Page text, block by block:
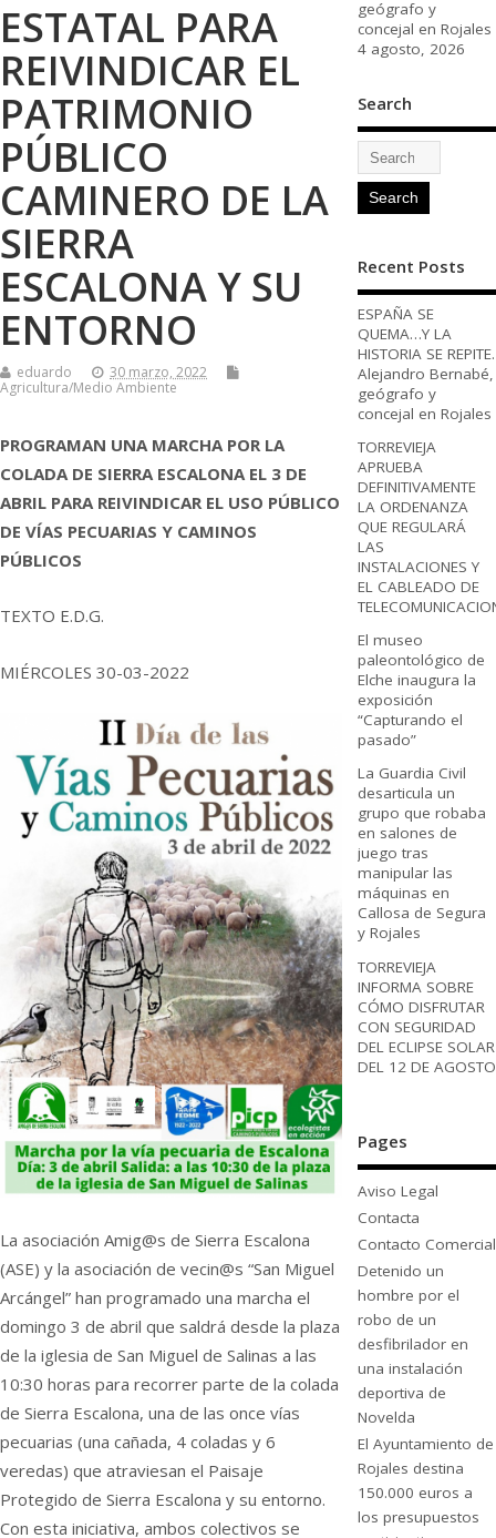
ESTATAL PARA
REIVINDICAR EL
PATRIMONIO
PÚBLICO
CAMINERO DE LA
SIERRA
ESCALONA Y SU
ENTORNO
eduardo
30 marzo, 2022
Agricultura/Medio Ambiente
PROGRAMAN UNA MARCHA POR LA
COLADA DE SIERRA ESCALONA EL 3 DE
ABRIL PARA REIVINDICAR EL USO PÚBLICO
DE VÍAS PECUARIAS Y CAMINOS
PÚBLICOS
TEXTO E.D.G.
MIÉRCOLES 30-03-2022
La asociación Amig@s de Sierra Escalona
(ASE) y la asociación de vecin@s “San Miguel
Arcángel” han programado una marcha el
domingo 3 de abril que saldrá desde la plaza
de la iglesia de San Miguel de Salinas a las
10:30 horas para recorrer parte de la colada
de Sierra Escalona, una de las once vías
pecuarias (una cañada, 4 coladas y 6
veredas) que atraviesan el Paisaje
Protegido de Sierra Escalona y su entorno.
Con esta iniciativa, ambos colectivos se
geógrafo y
concejal en Rojales
4 agosto, 2026
Search
Recent Posts
ESPAÑA SE
QUEMA…Y LA
HISTORIA SE REPITE.
Alejandro Bernabé,
geógrafo y
concejal en Rojales
TORREVIEJA
APRUEBA
DEFINITIVAMENTE
LA ORDENANZA
QUE REGULARÁ
LAS
INSTALACIONES Y
EL CABLEADO DE
El museo
paleontológico de
Elche inaugura la
exposición
“Capturando el
pasado”
La Guardia Civil
desarticula un
grupo que robaba
en salones de
juego tras
manipular las
máquinas en
Callosa de Segura
y Rojales
TORREVIEJA
INFORMA SOBRE
CÓMO DISFRUTAR
CON SEGURIDAD
DEL ECLIPSE SOLAR
DEL 12 DE AGOSTO
Pages
Aviso Legal
Contacta
Contacto Comercial
Detenido un
hombre por el
robo de un
desfibrilador en
una instalación
deportiva de
Novelda
El Ayuntamiento de
Rojales destina
150.000 euros a
los presupuestos